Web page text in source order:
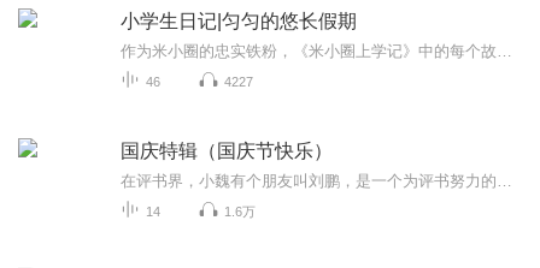
小学生日记|匀匀的悠长假期
46 4227
国庆特辑（国庆节快乐）
14 1.6万